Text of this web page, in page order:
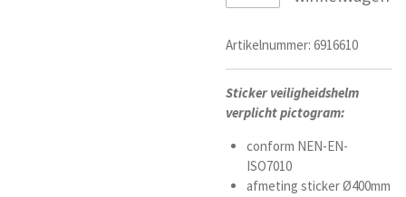
Artikelnummer: 6916610
Sticker veiligheidshelm
verplicht pictogram:
conform NEN-EN-
ISO7010
afmeting stickerØ400mm